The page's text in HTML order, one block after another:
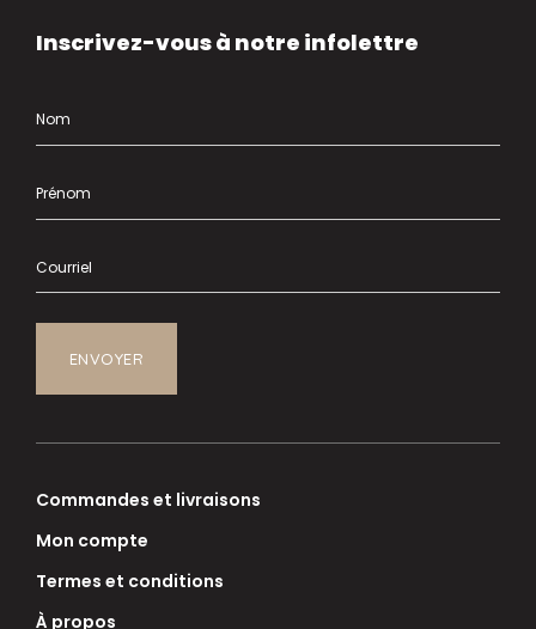
Commandes et livraisons
Mon compte
Termes et conditions
À propos
Inscrivez-vous à notre infolettre